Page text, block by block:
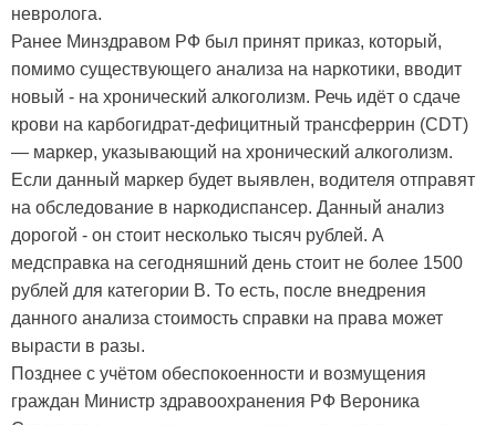
невролога.
Ранее Минздравом РФ был принят приказ, который,
помимо существующего анализа на наркотики, вводит
новый - на хронический алкоголизм. Речь идёт о сдаче
крови на карбогидрат-дефицитный трансферрин (CDT)
— маркер, указывающий на хронический алкоголизм.
Если данный маркер будет выявлен, водителя отправят
на обследование в наркодиспансер. Данный анализ
дорогой - он стоит несколько тысяч рублей. А
медсправка на сегодняшний день стоит не более 1500
рублей для категории B. То есть, после внедрения
данного анализа стоимость справки на права может
вырасти в разы.
Позднее с учётом обеспокоенности и возмущения
граждан Министр здравоохранения РФ Вероника